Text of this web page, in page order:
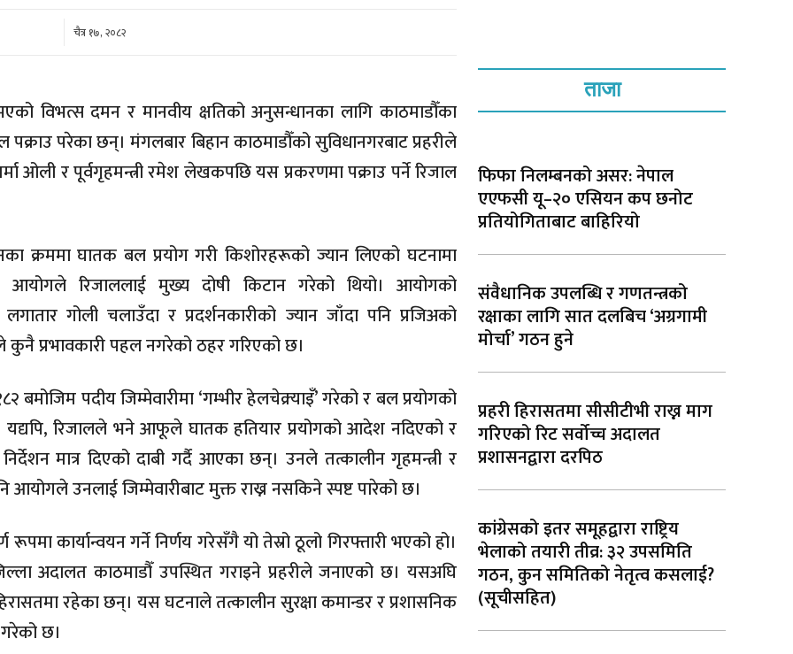
चैत्र १७, २०८२
विभत्स दमन र मानवीय क्षतिको अनुसन्धानका लागि काठमाडौँका
पक्राउ परेका छन्। मंगलबार बिहान काठमाडौँको सुविधानगरबाट प्रहरीले
ओली र पूर्वगृहमन्त्री रमेश लेखकपछि यस प्रकरणमा पक्राउ पर्ने रिजाल
क्रममा घातक बल प्रयोग गरी किशोरहरूको ज्यान लिएको घटनामा
आयोगले रिजाललाई मुख्य दोषी किटान गरेको थियो। आयोगको
गोली चलाउँदा र प्रदर्शनकारीको ज्यान जाँदा पनि प्रजिअको
कुनै प्रभावकारी पहल नगरेको ठहर गरिएको छ।
पदीय जिम्मेवारीमा ‘गम्भीर हेलचेक्र्याइँ’ गरेको र बल प्रयोगको
रिजालले भने आफूले घातक हतियार प्रयोगको आदेश नदिएको र
मात्र दिएको दाबी गर्दै आएका छन्। उनले तत्कालीन गृहमन्त्री र
उनलाई जिम्मेवारीबाट मुक्त राख्न नसकिने स्पष्ट पारेको छ।
कार्यान्वयन गर्ने निर्णय गरेसँगै यो तेस्रो ठूलो गिरफ्तारी भएको हो।
अदालत काठमाडौँ उपस्थित गराइने प्रहरीले जनाएको छ। यसअघि
रहेका छन्। यस घटनाले तत्कालीन सुरक्षा कमान्डर र प्रशासनिक
छ।
ताजा
फिफा निलम्बनको असर: नेपाल
एएफसी यू–२० एसियन कप छनोट
प्रतियोगिताबाट बाहिरियो
संवैधानिक उपलब्धि र गणतन्त्रको
रक्षाका लागि सात दलबिच ‘अग्रगामी
मोर्चा’ गठन हुने
प्रहरी हिरासतमा सीसीटीभी राख्न माग
गरिएको रिट सर्वोच्च अदालत
प्रशासनद्वारा दरपिठ
कांग्रेसको इतर समूहद्वारा राष्ट्रिय
भेलाको तयारी तीव्र: ३२ उपसमिति
गठन, कुन समितिको नेतृत्व कसलाई?
(सूचीसहित)